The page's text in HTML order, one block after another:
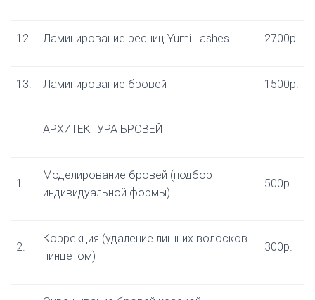
12. Ламинирование ресниц Yumi Lashes 2700р.
13. Ламинирование бровей 1500р.
АРХИТЕКТУРА БРОВЕЙ
1.
Моделирование бровей (подбор
индивидуальной формы)
500р.
2.
Коррекция (удаление лишних волосков
пинцетом)
300р.